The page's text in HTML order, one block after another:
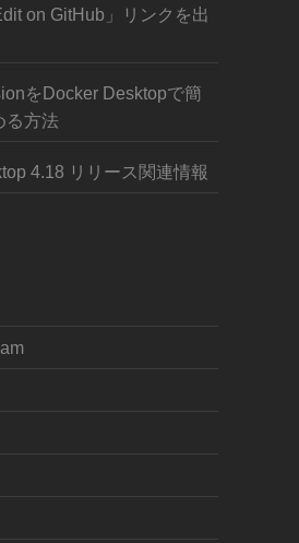
on GitHub」リンクを出
をDocker Desktopで簡
る方法
4.18 リリース関連情報